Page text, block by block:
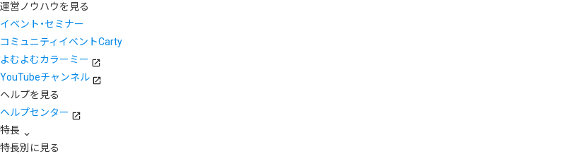
運営ノウハウを見る
イベント・セミナー
コミュニティイベントCarty
よむよむカラーミー
YouTubeチャンネル
ヘルプを見る
ヘルプセンター
特長
特長別に見る